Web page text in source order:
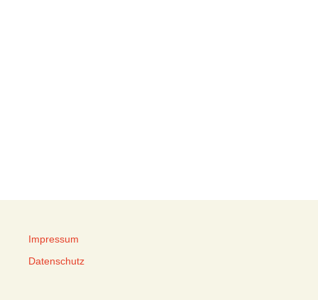
Impressum
Datenschutz